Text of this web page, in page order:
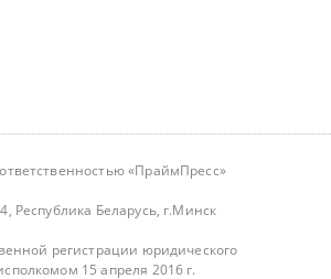
«ПраймПресс»
Республика Беларусь, г.Минск
регистрации юридического
15 апреля 2016 г.